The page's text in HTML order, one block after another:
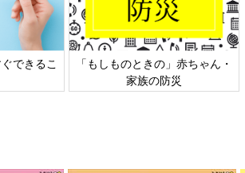
できるこ
「もしものときの」赤ちゃん・
家族の防災